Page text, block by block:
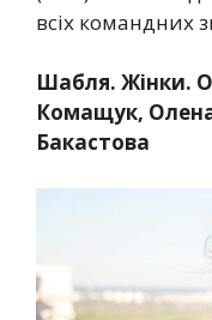
всіх командних
Шабля. Жінки.
Комащук,
Бакастова